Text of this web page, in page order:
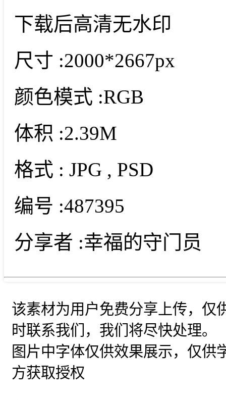
下载后高清无水印
尺寸 :2000*2667px
颜色模式 :RGB
体积 :2.39M
格式 : JPG , PSD
编号 :487395
分享者 :幸福的守门员
该素材为用户免费分享上传，仅
时联系我们，我们将尽快处理。
图片中字体仅供效果展示，仅供
方获取授权